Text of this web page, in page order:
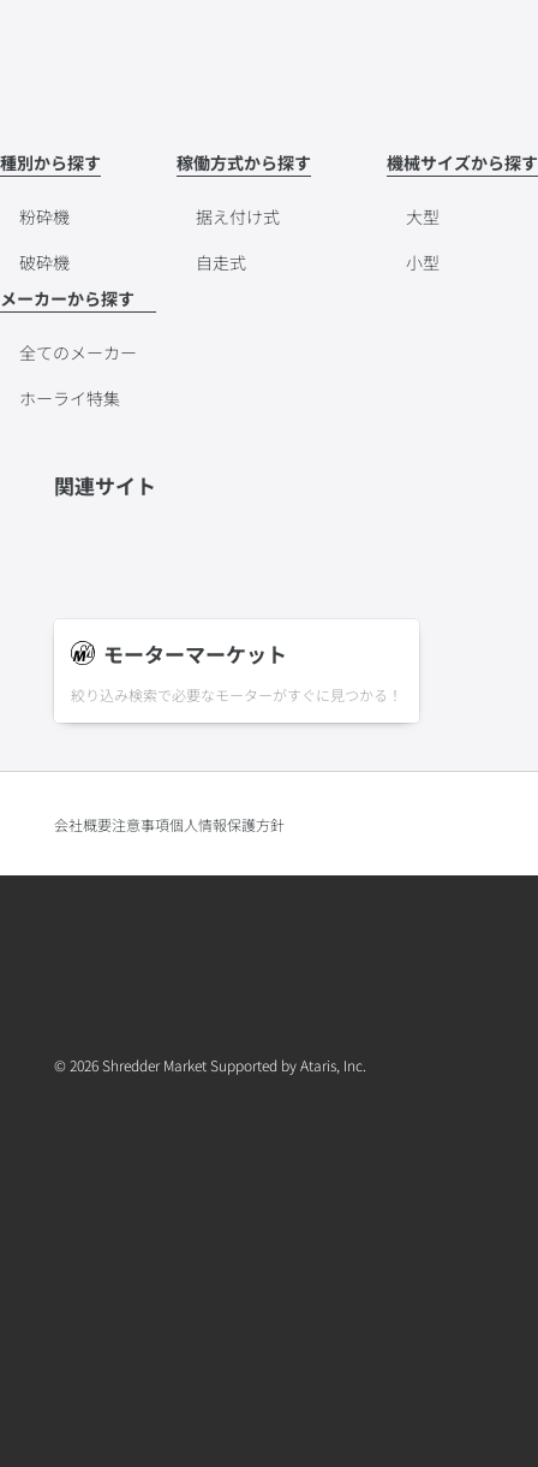
種別から探す
粉砕機
破砕機
稼働方式から探す
据え付け式
自走式
機械サイズから探す
大型
小型
メーカーから探す
全てのメーカー
ホーライ特集
関連サイト
モーターマーケット
絞り込み検索で必要なモーターがすぐに見つかる！
会社概要注意事項個人情報保護方針
© 2026 Shredder Market Supported by Ataris, Inc.